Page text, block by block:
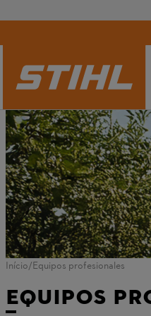
Equipos profesionales
Equipos